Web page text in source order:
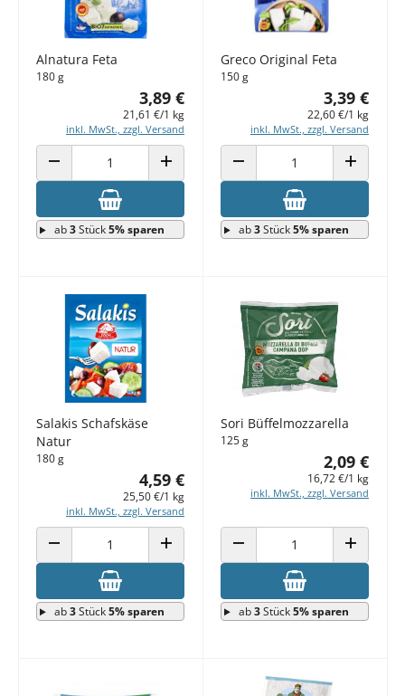
Alnatura Feta
180 g
3,89 €
21,61 €/1 kg
inkl. MwSt., zzgl. Versand
ANZAHL VERRINGERN ANZAHL ERHÖHEN
ab3Stück5% sparen
Greco Original Feta
150 g
3,39 €
22,60 €/1 kg
inkl. MwSt., zzgl. Versand
ANZAHL VERRINGERN ANZAHL
ab3Stück5% sparen
Salakis Schafskäse
Natur
180 g
4,59 €
25,50 €/1 kg
inkl. MwSt., zzgl. Versand
ANZAHL VERRINGERN ANZAHL ERHÖHEN
ab3Stück5% sparen
Sori Büffelmozzarella
125 g
2,09 €
16,72 €/1 kg
inkl. MwSt., zzgl. Versand
ANZAHL VERRINGERN ANZAHL
ab3Stück5% sparen